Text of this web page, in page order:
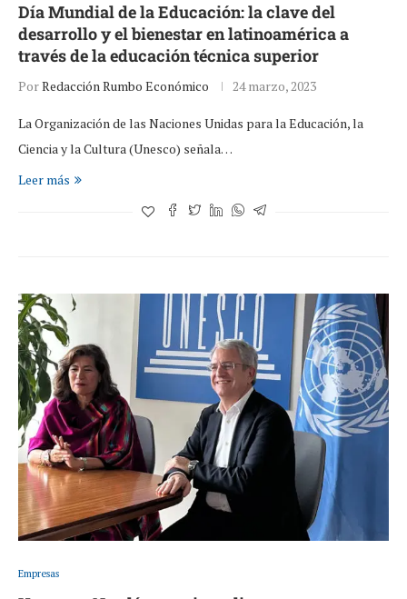
Día Mundial de la Educación: la clave del
desarrollo y el bienestar en latinoamérica a
través de la educación técnica superior
PorRedacción Rumbo Económico 24 marzo, 2023
La Organización de las Naciones Unidas para la Educación, la
Ciencia y la Cultura (Unesco) señala…
Leer más
Empresas